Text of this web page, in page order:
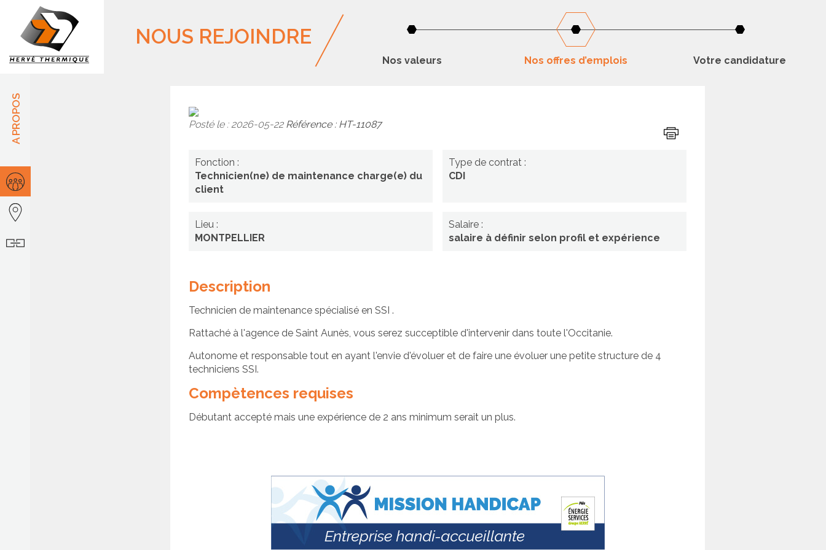
A PROPOS
NOUS REJOINDRE
Nos valeurs Nos offres d’emplois Votre candidature
Imprimer
Posté le : 2026-05-22 Référence : HT-11087
de
maintenance
charge(e)
du
(H/F)
Fonction :
Technicien(ne) de maintenance charge(e) du
client
Type de contrat :
CDI
Lieu :
MONTPELLIER
Salaire :
salaire à définir selon profil et expérience
Description
Technicien de maintenance spécialisé en SSI .
Rattaché à l'agence de Saint Aunès, vous serez succeptible d'intervenir dans toute l'Occitanie.
Autonome et responsable tout en ayant l'envie d'évoluer et de faire une évoluer une petite structure de 4
techniciens SSI.
Compètences requises
Débutant accepté mais une expérience de 2 ans minimum serait un plus.
Panneau de gestion des cookies